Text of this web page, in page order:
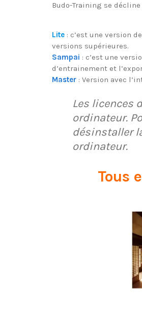
Budo-Training se
Lite : c’est une version
versions supérieures.
Sampai : c’est une
d’entrainement et
Master : Version avec
Les licences
ordinateur.
désinstaller
ordinateur.
Tous